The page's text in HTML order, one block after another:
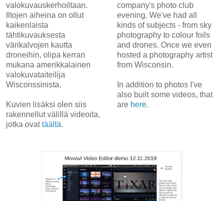
valokuvauskerhoiltaan.
Iltojen aiheina on ollut
kaikenlaista
tähtikuvauksesta
värikalvojen kautta
droneihin, olipa kerran
mukana amerikkalainen
valokuvataiteilija
Wisconssinista.
Kuvien lisäksi olen siis
rakennellut välillä videoita,
jotka ovattäältä.
company's photo club
evening. We've had all
kinds of subjects - from sky
photography to colour foils
and drones. Once we even
hosted a photography artist
from Wisconsin.
In addition to photos I've
also built some videos, that
are here.